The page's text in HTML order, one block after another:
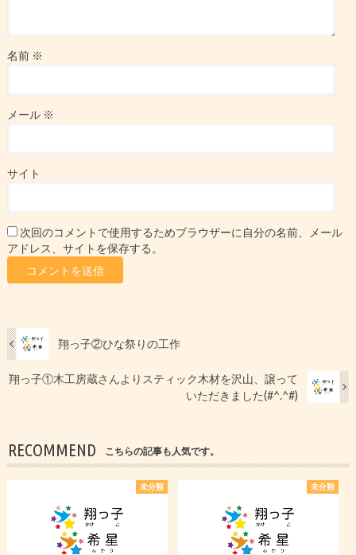
名前 ※
メール ※
サイト
次回のコメントで使用するためブラウザーに自分の名前、メール
アドレス、サイトを保存する。
翔っ子②ひな祭りの工作
翔っ子①木工房蔵さんよりスティック木材を沢山、譲って
いただきました(#^.^#)
RECOMMEND こちらの記事も人気です。
未分類 未分類